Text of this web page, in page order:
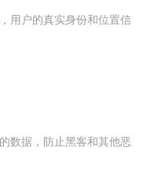
用户的真实身份和位置信
数据，防止黑客和其他恶